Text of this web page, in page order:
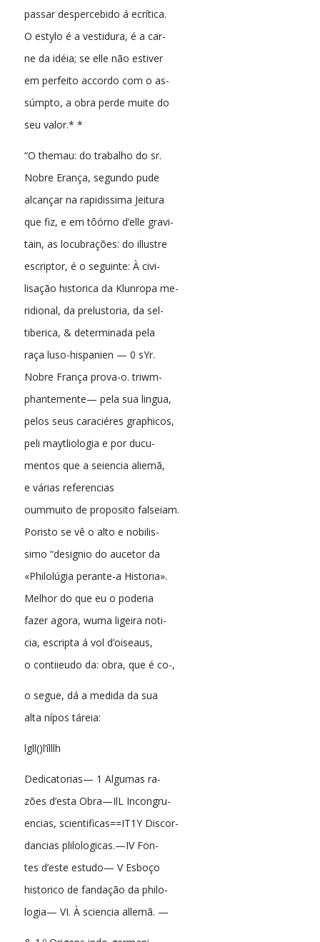
passar despercebido á ecrítica.
O estylo é a vestidura, é a car-
ne da idéia; se elle não estiver
em perfeito accordo com o as-
súmpto, a obra perde muite do
seu valor.* *
“O themau: do trabalho do sr.
Nobre Erança, segundo pude
alcançar na rapidissima Jeitura
que fiz, e em tôórno d’elle gravi-
tain, as locubrações: do illustre
escriptor, é o seguinte: À civi-
lisação historica da Klunropa me-
ridional, da prelustoria, da sel-
tiberica, & determinada pela
raça luso-hispanien — 0 sYr.
Nobre França prova-o. triwm-
phantemente— pela sua lingua,
pelos seus caraciéres graphicos,
peli maytliologia e por ducu-
mentos que a seiencia aliemã,
e várias referencias
oummuito de proposito falseiam.
Poristo se vê o alto e nobilis-
simo “designio do aucetor da
«Philolúgia perante-a Historia».
Melhor do que eu o poderia
fazer agora, wuma ligeira noti-
cia, escripta á vol d’oiseaus,
o contiieudo da: obra, que é co-,
o segue, dá a medida da sua
alta nípos táreia:
lgll()l’ílllh
Dedicatorias— 1 Algumas ra-
zões d’esta Obra—IlL Incongru-
encias, scientificas==IT1Y Discor-
dancias plilologicas.—IV Fon-
tes d’este estudo— V Esboço
historico de fandação da philo-
logia— VI. À sciencia allemã. —